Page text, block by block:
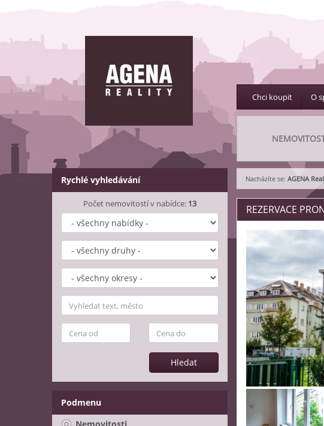
Chci koupit O
Rychlé vyhledávání
Počet nemovitostí v nabídce: 13
Hledat
Podmenu
Nacházíte se: AGENA
REZERVACE